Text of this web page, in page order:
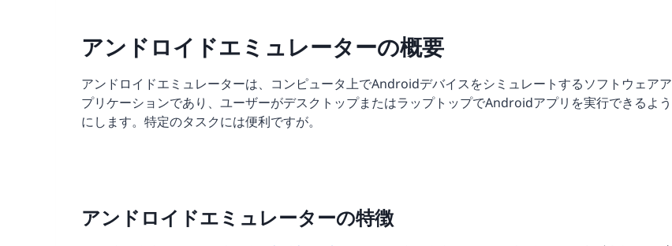
アンドロイドエミュレーターの概要
アンドロイドエミュレーターは、コンピュータ上でAndroidデバイスをシミュレートするソフトウェアア
プリケーションであり、ユーザーがデスクトップまたはラップトップでAndroidアプリを実行できるよう
にします。特定のタスクには便利ですが。
アンドロイドエミュレーターの特徴